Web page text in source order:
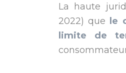
La haute
2022) que
le
limite de